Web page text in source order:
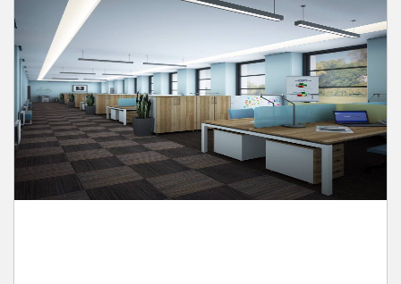
TED ÜNİVERSİTESİ